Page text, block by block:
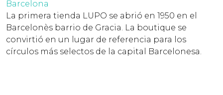
Barcelona
La primera tienda LUPO se abrió en 1950 en el
Barcelonès barrio de Gracia. La boutique se
convirtió en un lugar de referencia para los
círculos más selectos de la capital Barcelonesa.